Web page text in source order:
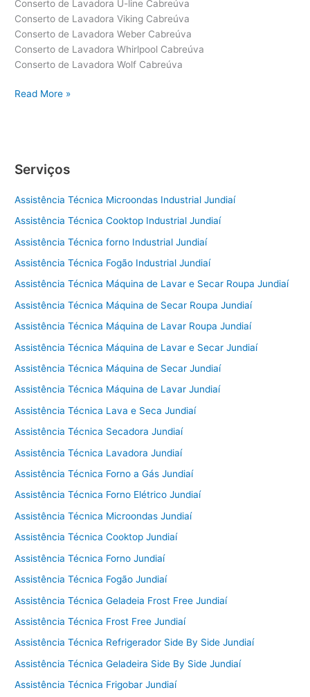
Conserto de Lavadora U-line Cabreúva
Conserto de Lavadora Viking Cabreúva
Conserto de Lavadora Weber Cabreúva
Conserto de Lavadora Whirlpool Cabreúva
Conserto de Lavadora Wolf Cabreúva
Conserto
Read More »
Serviços
Assistência Técnica Microondas Industrial Jundiaí
Assistência Técnica Cooktop Industrial Jundiaí
Assistência Técnica forno Industrial Jundiaí
Assistência Técnica Fogão Industrial Jundiaí
Assistência Técnica Máquina de Lavar e Secar Roupa Jundiaí
Assistência Técnica Máquina de Secar Roupa Jundiaí
Assistência Técnica Máquina de Lavar Roupa Jundiaí
Assistência Técnica Máquina de Lavar e Secar Jundiaí
Assistência Técnica Máquina de Secar Jundiaí
Assistência Técnica Máquina de Lavar Jundiaí
Assistência Técnica Lava e Seca Jundiaí
Assistência Técnica Secadora Jundiaí
Assistência Técnica Lavadora Jundiaí
Assistência Técnica Forno a Gás Jundiaí
Assistência Técnica Forno Elétrico Jundiaí
Assistência Técnica Microondas Jundiaí
Assistência Técnica Cooktop Jundiaí
Assistência Técnica Forno Jundiaí
Assistência Técnica Fogão Jundiaí
Assistência Técnica Geladeia Frost Free Jundiaí
Assistência Técnica Frost Free Jundiaí
Assistência Técnica Refrigerador Side By Side Jundiaí
Assistência Técnica Geladeira Side By Side Jundiaí
Assistência Técnica Frigobar Jundiaí